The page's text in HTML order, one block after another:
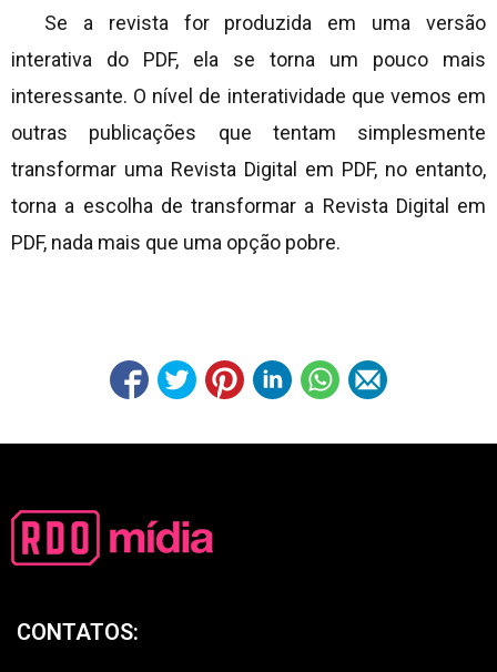
Se a revista for produzida em uma versão
interativa do PDF, ela se torna um pouco mais
interessante. O nível de interatividade que vemos em
outras publicações que tentam simplesmente
transformar uma Revista Digital em PDF, no entanto,
torna a escolha de transformar a Revista Digital em
PDF, nada mais que uma opção pobre.
CONTATOS: